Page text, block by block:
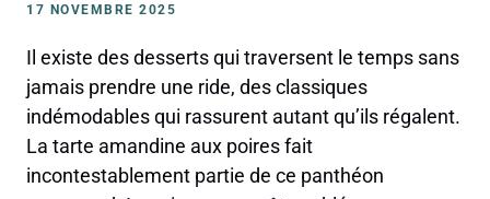
17 NOVEMBRE 2025
Il existe des desserts qui traversent le temps sans
jamais prendre une ride, des classiques
indémodables qui rassurent autant qu’ils régalent.
La tarte amandine aux poires fait
incontestablement partie de ce panthéon